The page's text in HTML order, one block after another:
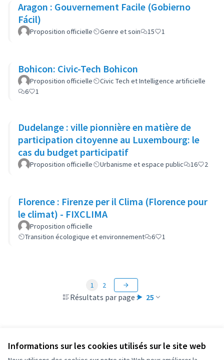
Informations sur les cookies utilisés sur le site web
Aragon : Gouvernement Facile (Gobierno
Fácil)
Proposition officielle Genre et soin 15 1
Bohicon: Civic-Tech Bohicon
Proposition officielle
Civic Tech et Intelligence artificielle
6
1
Dudelange : ville pionnière en matière de
participation citoyenne au Luxembourg: le
cas du budget participatif
Proposition officielle Urbanisme et espace public 16 2
Florence : Firenze per il Clima (Florence pour
le climat) - FIXCLIMA
Proposition officielle
Transition écologique et environnement
6 1
Résultats par page : 25
1 2
Conditions d'utilisation
Paramètres des cookies